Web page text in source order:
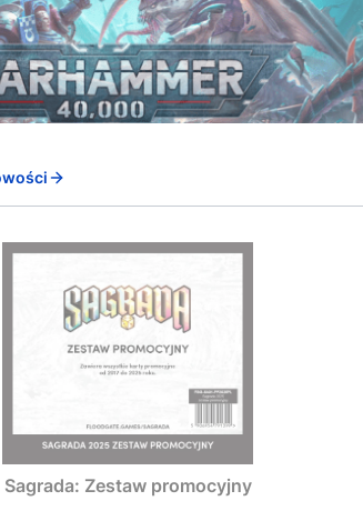
Sagrada: Zestaw promocyjny